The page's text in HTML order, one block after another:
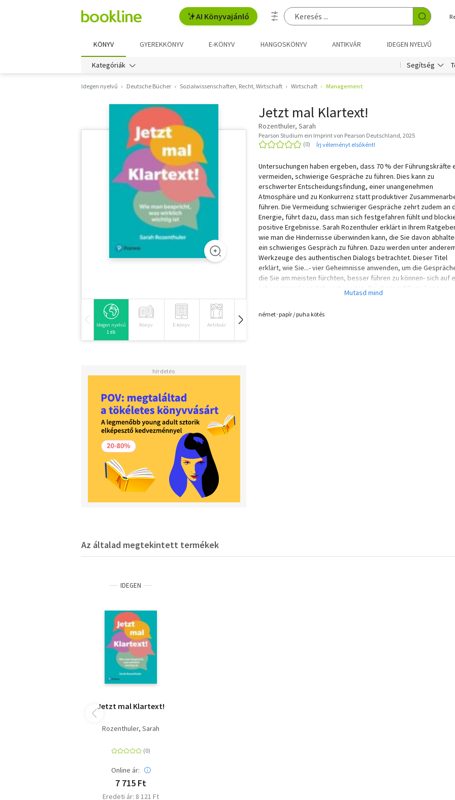
AI Könyvajánló
KÖNYV GYEREKKÖNYV E-KÖNYV HANGOSKÖNYV ANTIKVÁR IDEGEN NYELVŰ
Kategóriák Segítség
Idegen nyelvű Deutsche Bücher Sozialwissenschaften, Recht, Wirtschaft Wirtschaft Management
Idegen nyelvű
1 db
Könyv E-könyv Antikvár Hangoskönyv
Jetzt mal Klartext!
Rozenthuler, Sarah
Pearson Studium ein Imprint von Pearson Deutschland, 2025
Írj véleményt elsőként!
Untersuchungen haben ergeben, dass 70 % der Führungskräfte
vermeiden, schwierige Gespräche zu führen. Dies kann zu
erschwerter Entscheidungsfindung, einer unangenehmen
Atmosphäre und zu Konkurrenz statt produktiver
führen. Die Vermeidung schwieriger Gespräche zehrt zudem an
Energie, führt dazu, dass man sich festgefahren fühlt und
positive Ergebnisse. Sarah Rozenthuler erklärt in Ihrem
wie man die Hindernisse überwinden kann, die Sie davon
ein schwieriges Gespräch zu führen. Dazu werden unter
Werkzeuge des authentischen Dialogs betrachtet. Dieser Titel
erklärt, wie Sie...- vier Geheimnisse anwenden, um die
die Sie am meisten fürchten, besser führen zu können- sich auf
schwieriges Gespräch vorbereiten- Brücken und Beziehungen
aufbauen- den Raum Lesen können- Konflikte bewältigen können
német･papír / puha kötés
Az általad megtekintett termékek
IDEGEN
Jetzt mal Klartext!
Rozenthuler, Sarah
Online ár:
7 715 Ft
Eredeti ár: 8 121 Ft